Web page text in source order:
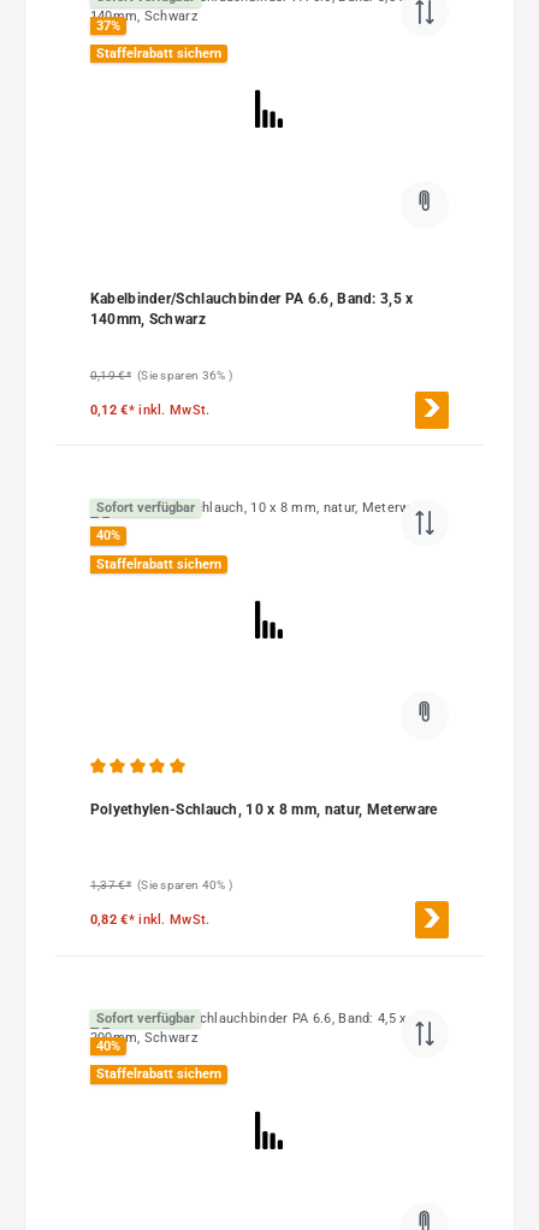
37%
Staffelrabatt sichern
Kabelbinder/Schlauchbinder PA 6.6, Band: 3,5 x
140mm, Schwarz
0,19 €* (Sie sparen 36% )
0,12 €*inkl. MwSt.
Sofort verfügbar
40%
Staffelrabatt sichern
Polyethylen-Schlauch, 10 x 8 mm, natur, Meterware
1,37 €* (Sie sparen 40% )
0,82 €*inkl. MwSt.
Sofort verfügbar
40%
Staffelrabatt sichern